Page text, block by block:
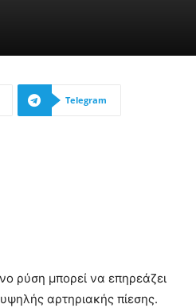
Telegram
ρύση μπορεί να επηρεάζει
αρτηριακής πίεσης.